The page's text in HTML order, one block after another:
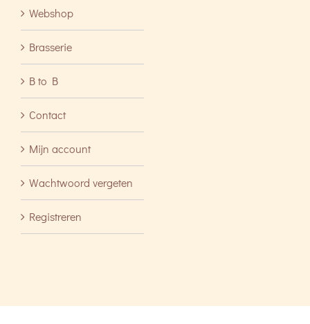
Webshop
Brasserie
B to B
Contact
Mijn account
Wachtwoord vergeten
Registreren